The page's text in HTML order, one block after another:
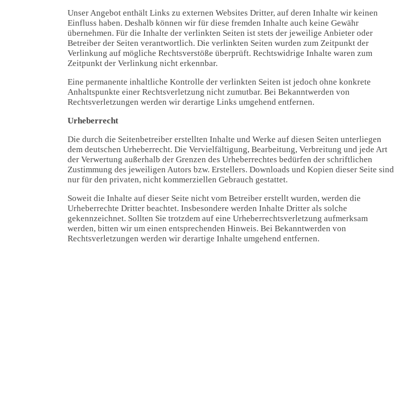
Unser Angebot enthält Links zu externen Websites Dritter, auf deren Inhalte wir keinen
Einfluss haben. Deshalb können wir für diese fremden Inhalte auch keine Gewähr
übernehmen. Für die Inhalte der verlinkten Seiten ist stets der jeweilige Anbieter oder
Betreiber der Seiten verantwortlich. Die verlinkten Seiten wurden zum Zeitpunkt der
Verlinkung auf mögliche Rechtsverstöße überprüft. Rechtswidrige Inhalte waren zum
Zeitpunkt der Verlinkung nicht erkennbar.
Eine permanente inhaltliche Kontrolle der verlinkten Seiten ist jedoch ohne konkrete
Anhaltspunkte einer Rechtsverletzung nicht zumutbar. Bei Bekanntwerden von
Rechtsverletzungen werden wir derartige Links umgehend entfernen.
Urheberrecht
Die durch die Seitenbetreiber erstellten Inhalte und Werke auf diesen Seiten unterliegen
dem deutschen Urheberrecht. Die Vervielfältigung, Bearbeitung, Verbreitung und jede Art
der Verwertung außerhalb der Grenzen des Urheberrechtes bedürfen der schriftlichen
Zustimmung des jeweiligen Autors bzw. Erstellers. Downloads und Kopien dieser Seite sind
nur für den privaten, nicht kommerziellen Gebrauch gestattet.
Soweit die Inhalte auf dieser Seite nicht vom Betreiber erstellt wurden, werden die
Urheberrechte Dritter beachtet. Insbesondere werden Inhalte Dritter als solche
gekennzeichnet. Sollten Sie trotzdem auf eine Urheberrechtsverletzung aufmerksam
werden, bitten wir um einen entsprechenden Hinweis. Bei Bekanntwerden von
Rechtsverletzungen werden wir derartige Inhalte umgehend entfernen.